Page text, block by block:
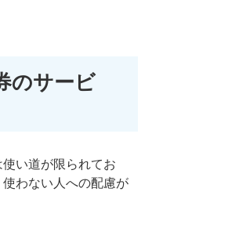
のサービ
い道が限られてお
わない人への配慮が